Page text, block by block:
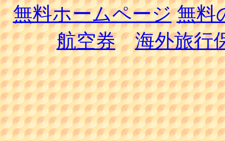
無料ホームページ 無料
航空券
海外旅行